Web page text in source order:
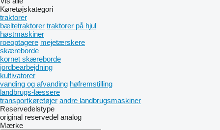
Køretøjskategori
traktorer
bæltetraktorer traktorer på hjul
høstmaskiner
roeoptagere mejetærskere
skæreborde
kornet skæreborde
jordbearbejdning
kultivatorer
vanding og afvanding høfremstilling
landbrugs-læssere
transportkøretøjer andre landbrugsmaskiner
Reservedelstype
original reservedel analog
Mærke